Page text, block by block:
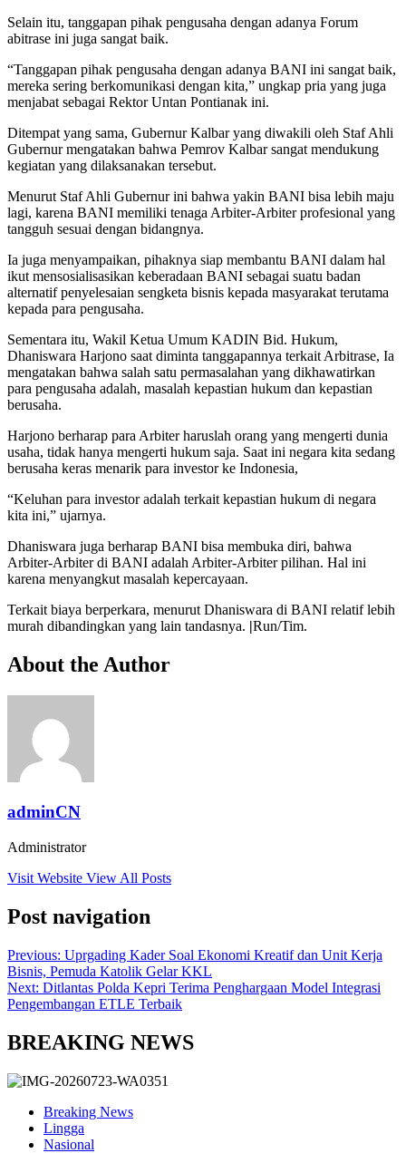
Selain itu, tanggapan pihak pengusaha dengan adanya Forum
abitrase ini juga sangat baik.
“Tanggapan pihak pengusaha dengan adanya BANI ini sangat baik,
mereka sering berkomunikasi dengan kita,” ungkap pria yang juga
menjabat sebagai Rektor Untan Pontianak ini.
Ditempat yang sama, Gubernur Kalbar yang diwakili oleh Staf Ahli
Gubernur mengatakan bahwa Pemrov Kalbar sangat mendukung
kegiatan yang dilaksanakan tersebut.
Menurut Staf Ahli Gubernur ini bahwa yakin BANI bisa lebih maju
lagi, karena BANI memiliki tenaga Arbiter-Arbiter profesional yang
tangguh sesuai dengan bidangnya.
Ia juga menyampaikan, pihaknya siap membantu BANI dalam hal
ikut mensosialisasikan keberadaan BANI sebagai suatu badan
alternatif penyelesaian sengketa bisnis kepada masyarakat terutama
kepada para pengusaha.
Sementara itu, Wakil Ketua Umum KADIN Bid. Hukum,
Dhaniswara Harjono saat diminta tanggapannya terkait Arbitrase, Ia
mengatakan bahwa salah satu permasalahan yang dikhawatirkan
para pengusaha adalah, masalah kepastian hukum dan kepastian
berusaha.
Harjono berharap para Arbiter haruslah orang yang mengerti dunia
usaha, tidak hanya mengerti hukum saja. Saat ini negara kita sedang
berusaha keras menarik para investor ke Indonesia,
“Keluhan para investor adalah terkait kepastian hukum di negara
kita ini,” ujarnya.
Dhaniswara juga berharap BANI bisa membuka diri, bahwa
Arbiter-Arbiter di BANI adalah Arbiter-Arbiter pilihan. Hal ini
karena menyangkut masalah kepercayaan.
Terkait biaya berperkara, menurut Dhaniswara di BANI relatif lebih
murah dibandingkan yang lain tandasnya. |Run/Tim.
About the Author
adminCN
Administrator
Visit Website View All Posts
Post navigation
Previous: Uprgading Kader Soal Ekonomi Kreatif dan Unit Kerja
Bisnis, Pemuda Katolik Gelar KKL
Next: Ditlantas Polda Kepri Terima Penghargaan Model Integrasi
Pengembangan ETLE Terbaik
BREAKING NEWS
Breaking News
Lingga
Nasional